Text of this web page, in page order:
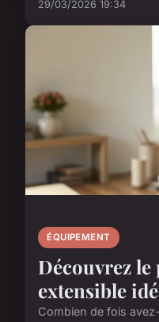
29/03/2026 19:34
ÉQUIPEMENT
Découvrez le
extensible
Combien de fois